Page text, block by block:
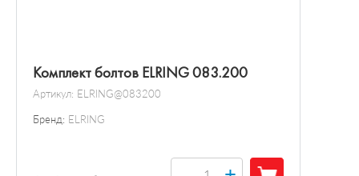
Комплект болтов ELRING 083.200
Артикул: ELRING@083200
Бренд: ELRING